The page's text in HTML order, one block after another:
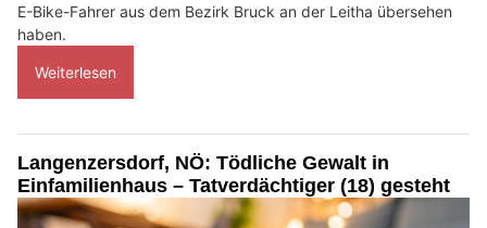
E-Bike-Fahrer aus dem Bezirk Bruck an der Leitha übersehen
haben.
Weiterlesen
Langenzersdorf, NÖ: Tödliche Gewalt in
Einfamilienhaus – Tatverdächtiger (18) gesteht